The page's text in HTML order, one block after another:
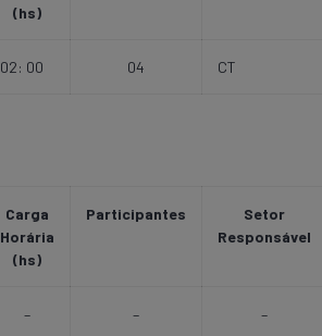
(hs)
02: 00 04 CT
Carga
Horária
(hs)
Participantes
Setor
Responsável
– – –